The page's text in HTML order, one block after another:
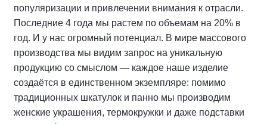
популяризации и привлечении внимания к отрасли.
Последние 4 года мы растем по объемам на 20% в
год. И у нас огромный потенциал. В мире массового
производства мы видим запрос на уникальную
продукцию со смыслом — каждое наше изделие
создаётся в единственном экземпляре: помимо
традиционных шкатулок и панно мы производим
женские украшения, термокружки и даже подставки